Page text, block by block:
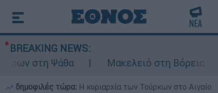
BREAKING NEWS:
στη Ψάθα
Μακελειό στη Βόρεια
δημοφιλές τώρα: Η κυριαρχία των Τούρκων στο Αιγαίο